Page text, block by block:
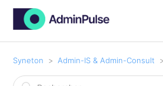
Syneton Admin-IS & Admin-Consult